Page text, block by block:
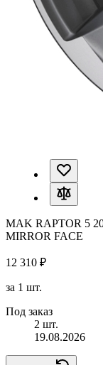
MAK RAPTOR 5
MIRROR FACE
12 310 ₽
за 1 шт.
Под заказ
2 шт.
19.08.2026